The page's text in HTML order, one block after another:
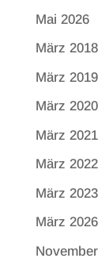
Mai 2026
März 2018
März 2019
März 2020
März 2021
März 2022
März 2023
März 2026
November